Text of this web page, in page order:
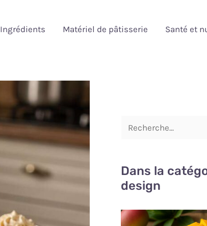
Ingrédients Matériel de pâtisserie Santé et
Dans la
design